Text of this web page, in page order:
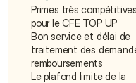
Primes très compétitives
pour le CFE TOP UP
Bon service et délai de
traitement des
remboursements
Le plafond limite de la